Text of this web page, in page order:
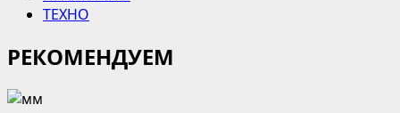
ТЕХНО
РЕКОМЕНДУЕМ